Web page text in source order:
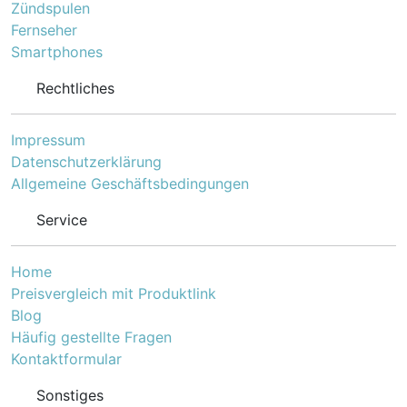
Zündspulen
Fernseher
Smartphones
Rechtliches
Impressum
Datenschutzerklärung
Allgemeine Geschäftsbedingungen
Service
Home
Preisvergleich mit Produktlink
Blog
Häufig gestellte Fragen
Kontaktformular
Sonstiges